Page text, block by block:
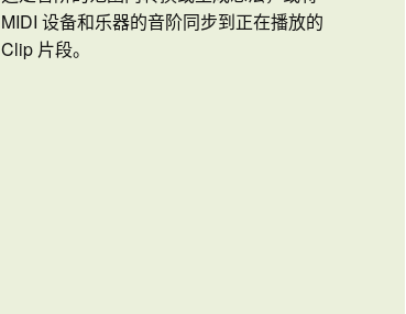
MIDI 设备和乐器的音阶同步到正在播放的
Clip 片段。